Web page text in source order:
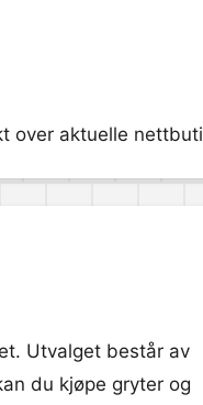
aktuelle
Utvalget består av
du kjøpe gryter og